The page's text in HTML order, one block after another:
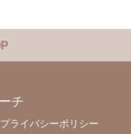
チ
プライバシーポリシー